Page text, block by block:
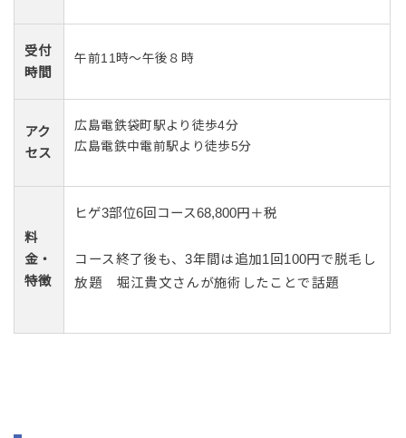
受付
時間
午前11時～午後８時
アク
セス
広島電鉄袋町駅より徒歩4分
広島電鉄中電前駅より徒歩5分
料
金・
特徴
ヒゲ3部位6回コース68,800円＋税
コース終了後も、3年間は追加1回100円で脱毛し
放題 堀江貴文さんが施術したことで話題